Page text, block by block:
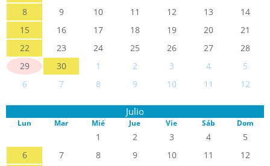
8
9 10 11 12 13
14
15
16 17 18 19 20
21
22
23 24 25 26 27
28
29
30 1 2 3 4
5
6
7 8 9 10 11 12
Julio
Lun Mar Mié Jue Vie Sáb Dom
1 2 3 4
5
6
7 8 9 10 11
12